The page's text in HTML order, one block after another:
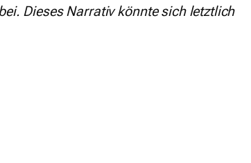
Dieses Narrativ könnte sich letztlich